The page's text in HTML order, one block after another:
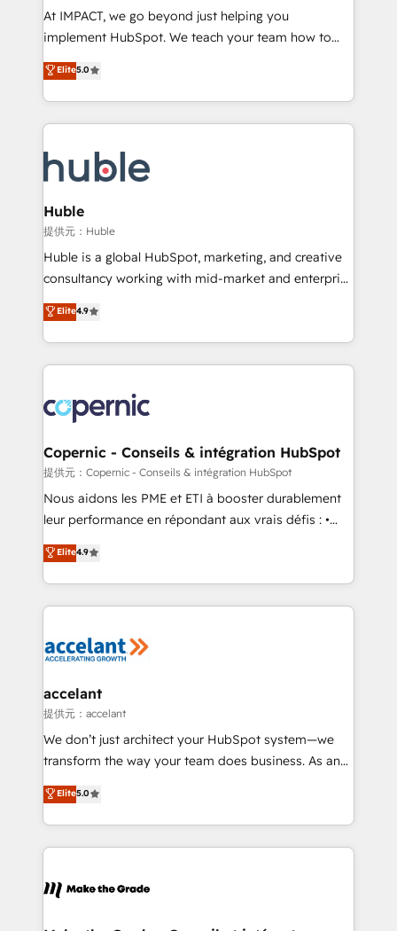
WooCommerce 💲 Stripe or Paypal 💰 Sage or
Netsuite 🤖 Google or Microsoft ✍️ DocuSign or
the rare Advanced "Custom Integrations"
Accreditation, securely sync data across... 🔄 any
new HubSpot portal with Advanced Website and
CRM Migrations using our in-house "HubScrub" Tool.
At IMPACT, we go beyond just helping you
implement HubSpot. We teach your team how to
master it. As the creators of the Endless Customers
System™ (the next evolution of They Ask, You
Answer), we’re the only HubSpot partner built
entirely around coaching and training. That means
skills, processes, and internal team you need to
attract the right buyers, close deals faster, and grow
without outside dependencies. You’ll learn how to: •
Set up, audit, and organize your HubSpot portal •
Get your sales team fully using HubSpot • Track
pipeline and revenue across the entire buyer journey
growth • Create content and videos that attract
buyers • Use AI to scale smarter Our coaching-led
lasts. So if you're ready to become the most trusted
voice in your market, let’s talk.
Elite5.0
Huble
提供元：Huble
Huble is a global HubSpot, marketing, and creative
consultancy working with mid-market and enterprise
businesses. We go beyond implementation, shaping
the strategy, processes, and teams that turn
HubSpot into a genuine growth engine. Named
HubSpot's Global Partner of the Year in 2024,
worldwide, and with over 15 years in the ecosystem,
Huble has built a track record that speaks for itself.
One company, one operating model, delivering
across offices and consulting teams in the UK, USA,
Canada, Germany, France, Belgium, Singapore, and
South Africa. Certified compliant with ISO/IEC
international offices and 175+ employees.
Elite4.9
Copernic - Conseils & intégration HubSpot
提供元：Copernic - Conseils & intégration HubSpot
Nous aidons les PME et ETI à booster durablement
leur performance en répondant aux vrais défis : •
Intégration de HubSpot avec d’autres outils (ERP,
téléphonie, etc.) • Alignement des équipes grâce à un
outil et des données partagées • Amélioration de la
collecte et de l’analyse des données pour des
de la productivité des équipes Notre équipe de 30
avec un engagement total, alignant processus
métiers et technologie, et guidant vos équipes à
travers le changement, tout en centrant vos objectifs
d’entreprise. Grâce à une méthodologie éprouvée
rapidement vos enjeux et intégrons parfaitement
HubSpot dans votre organisation. Pour toute
un échange dédié.
Elite4.9
accelant
提供元：accelant
We don’t just architect your HubSpot system—we
transform the way your team does business. As an
Elite HubSpot Solutions Partner, we specialize in
creating tailored, end-to-end CRM solutions that
accelerate growth, improve operational efficiency,
and ensure faster time to value on HubSpot. What
day one, our team takes the time to deeply
Elite5.0